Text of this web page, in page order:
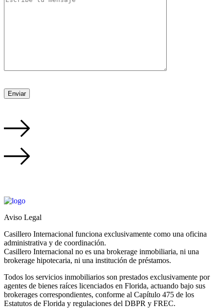
Aviso Legal
Casillero Internacional funciona exclusivamente como una oficina
administrativa y de coordinación.
Casillero Internacional no es una brokerage inmobiliaria, ni una
brokerage hipotecaria, ni una institución de préstamos.
Todos los servicios inmobiliarios son prestados exclusivamente por
agentes de bienes raíces licenciados en Florida, actuando bajo sus
brokerages correspondientes, conforme al Capítulo 475 de los
Estatutos de Florida y regulaciones del DBPR y FREC.